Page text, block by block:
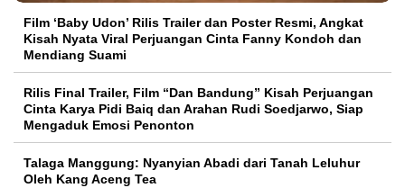
Film ‘Baby Udon’ Rilis Trailer dan Poster Resmi, Angkat
Kisah Nyata Viral Perjuangan Cinta Fanny Kondoh dan
Mendiang Suami
Rilis Final Trailer, Film “Dan Bandung” Kisah Perjuangan
Cinta Karya Pidi Baiq dan Arahan Rudi Soedjarwo, Siap
Mengaduk Emosi Penonton
Talaga Manggung: Nyanyian Abadi dari Tanah Leluhur
Oleh Kang Aceng Tea